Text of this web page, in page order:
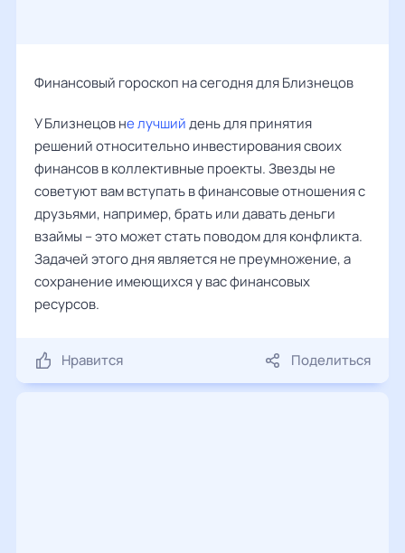
Финансовый гороскоп на сегодня для Близнецов
У Близнецов не лучшийдень для принятия
решений относительно инвестирования своих
финансов в коллективные проекты. Звезды не
советуют вам вступать в финансовые отношения с
друзьями, например, брать или давать деньги
взаймы – это может стать поводом для конфликта.
Задачей этого дня является не преумножение, а
сохранение имеющихся у вас финансовых
ресурсов.
Нравится Поделиться